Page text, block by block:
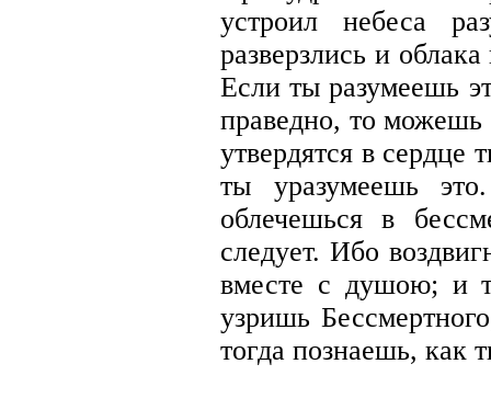
устроил небеса
разверзлись и
Если ты разумеешь
праведно, то можешь
утвердятся в сердце
ты уразумеешь
облечешься в
следует. Ибо
вместе с душою; и
узришь
тогда познаешь, как